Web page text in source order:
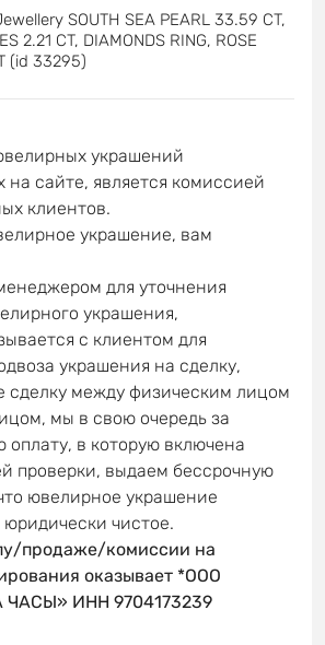
SOUTH SEA PEARL 33.59 CT,
2.21 CT, DIAMONDS RING, ROSE
(id 33295)
украшений
на сайте, является комиссией
клиентов.
украшение, вам
для уточнения
украшения,
с клиентом для
украшения на сделку,
сделку между физическим лицом
мы в свою очередь за
оплату, в которую включена
проверки, выдаем бессрочную
ювелирное украшение
чистое.
продаже/комиссии на
оказывает *ООО
ИНН 9704173239